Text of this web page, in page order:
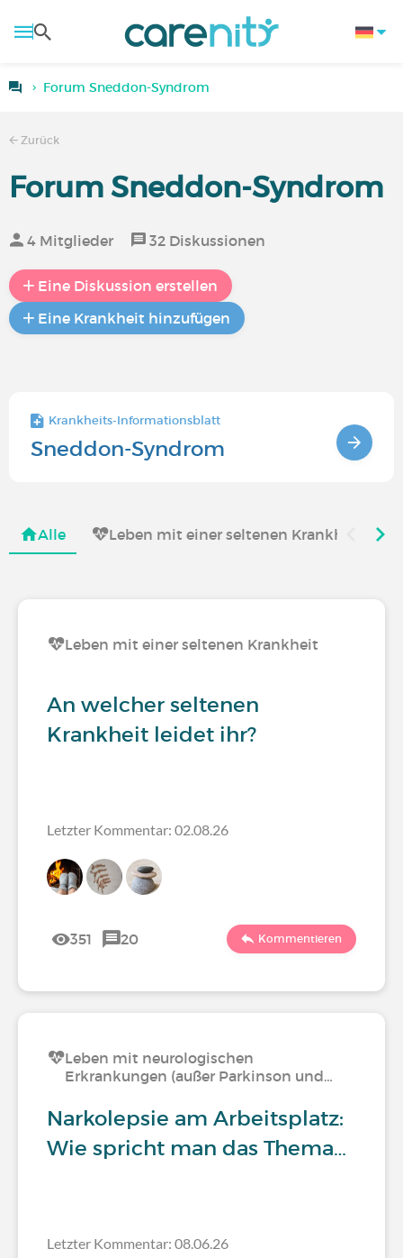
Forum Sneddon-Syndrom
Zurück
Forum Sneddon-Syndrom
4 Mitglieder 32 Diskussionen
Eine Diskussion erstellen
Eine Krankheit hinzufügen
Krankheits-Informationsblatt
Sneddon-Syndrom
Alle Leben mit einer seltenen Krankheit
Leben mit einer seltenen Krankheit
An welcher seltenen
Krankheit leidet ihr?
Letzter Kommentar: 02.08.26
351 20 Kommentieren
Leben mit neurologischen
Erkrankungen (außer Parkinson und…
Narkolepsie am Arbeitsplatz:
Wie spricht man das Thema…
Letzter Kommentar: 08.06.26